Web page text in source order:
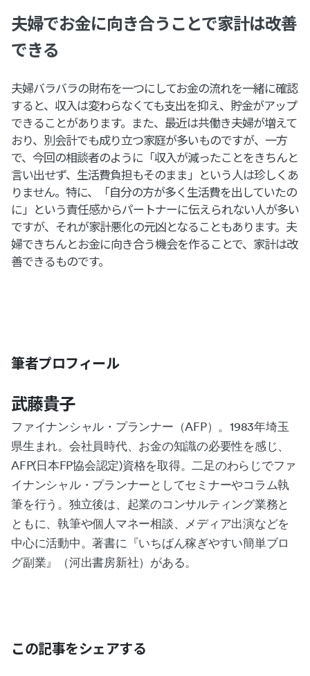
夫婦でお金に向き合うことで家計は改善
できる
夫婦バラバラの財布を一つにしてお金の流れを一緒に確認
すると、収入は変わらなくても支出を抑え、貯金がアップ
できることがあります。また、最近は共働き夫婦が増えて
おり、別会計でも成り立つ家庭が多いものですが、一方
で、今回の相談者のように「収入が減ったことをきちんと
言い出せず、生活費負担もそのまま」という人は珍しくあ
りません。特に、「自分の方が多く生活費を出していたの
に」という責任感からパートナーに伝えられない人が多い
ですが、それが家計悪化の元凶となることもあります。夫
婦できちんとお金に向き合う機会を作ることで、家計は改
善できるものです。
筆者プロフィール
武藤貴子
ファイナンシャル・プランナー（AFP）。1983年埼玉
県生まれ。会社員時代、お金の知識の必要性を感じ、
AFP(日本FP協会認定)資格を取得。二足のわらじでファ
イナンシャル・プランナーとしてセミナーやコラム執
筆を行う。独立後は、起業のコンサルティング業務と
ともに、執筆や個人マネー相談、メディア出演などを
中心に活動中。著書に『いちばん稼ぎやすい簡単ブロ
グ副業』（河出書房新社）がある。
この記事をシェアする